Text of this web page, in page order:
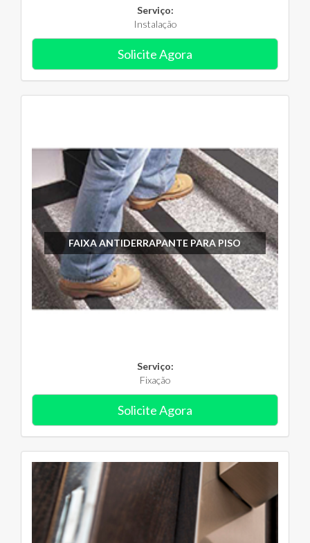
Serviço:
Instalação
Solicite Agora
FAIXA ANTIDERRAPANTE PARA PISO
Serviço:
Fixação
Solicite Agora